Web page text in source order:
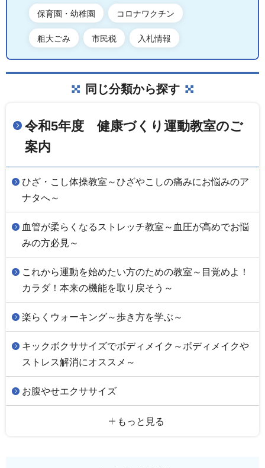
保育園・幼稚園 コロナワクチン
粗大ごみ 市民税 入札情報
同じ分類から探す
令和5年度 健康づくり運動教室のご
案内
ひざ・こし体操教室～ひざやこしの痛みにお悩みのア
ナタへ～
血管が柔らくなるストレッチ教室～血圧が高めでお悩
みの方必見～
これから運動を始めたい方のための教室～目覚めよ！
カラダ！本来の機能を取り戻そう～
楽らくウォーキング～歩き方を学ぶ～
キックボクササイズでボディメイク～ボディメイクや
ストレス解消にオススメ～
お腹やせエクササイズ
もっと見る